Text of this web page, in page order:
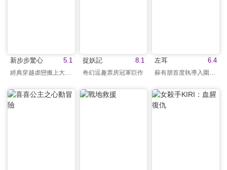
5.1
新步步驚心 8.1
捉妖記
奇幻逗趣票房冠軍巨作
6.4
左耳